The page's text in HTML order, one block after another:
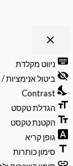
close
וסגירה
של
תפריט
הנגישות
ניווט מקלדת
ביטול אנימציות /
Contrast
הגדלת טקסט
הקטנת טקסט
גופן קריא
סימון כותרות